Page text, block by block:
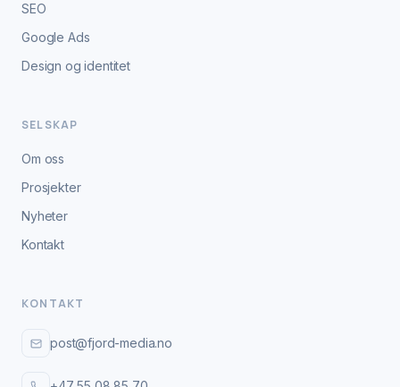
SEO
Google Ads
Design og identitet
SELSKAP
Om oss
Prosjekter
Nyheter
Kontakt
KONTAKT
post@fjord-media.no